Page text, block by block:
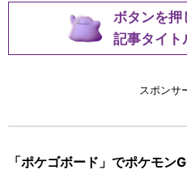
ボタンを押
記事タイト
スポンサ
「ポケゴボード」でポケモン